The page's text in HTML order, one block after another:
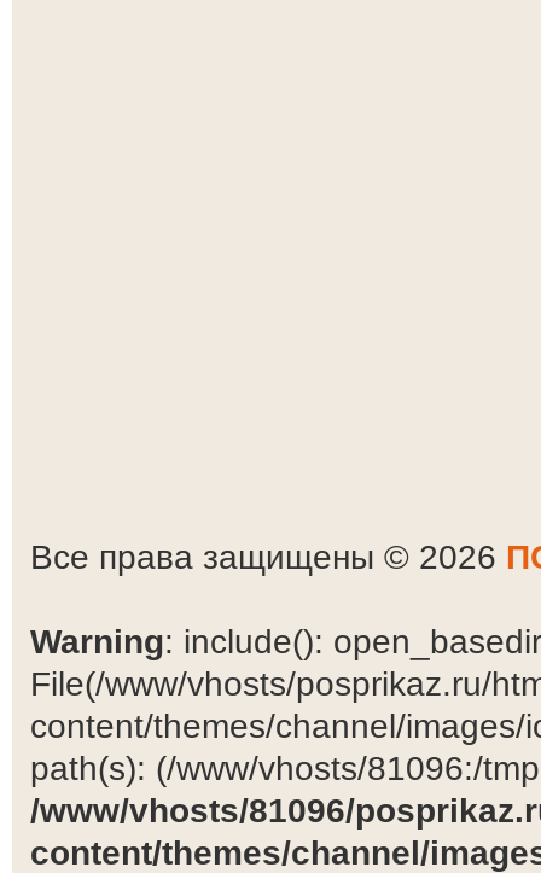
Все права защищены © 2026
Warning: include():
File(/www/vhosts/posprikaz.ru/
content/themes/channel/
path(s): (/www/vhosts/81096:/
/www/vhosts/81096/
content/themes/channel/